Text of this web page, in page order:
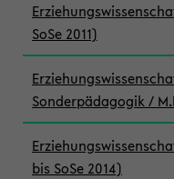
SoSe 2011)
Sonderpädagogik /
bis SoSe 2014)